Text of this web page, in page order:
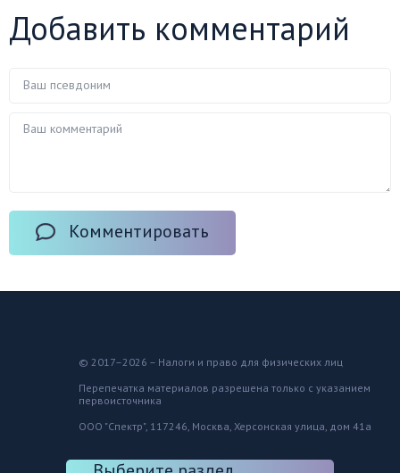
Добавить комментарий
Комментировать
© 2017–2026 – Налоги и право для физических лиц
Перепечатка материалов разрешена только с указанием
первоисточника
ООО "Спектр", 117246, Москва, Херсонская улица, дом 41а